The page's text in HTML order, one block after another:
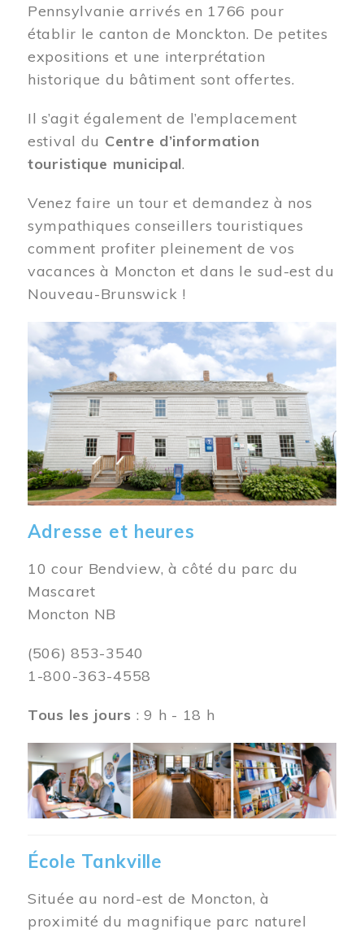
Pennsylvanie arrivés en 1766 pour
établir le canton de Monckton. De petites
expositions et une interprétation
historique du bâtiment sont offertes.
Il s’agit également de l’emplacement
estival du Centre d’information
touristique municipal.
Venez faire un tour et demandez à nos
sympathiques conseillers touristiques
comment profiter pleinement de vos
vacances à Moncton et dans le sud-est du
Nouveau-Brunswick !
Image
Adresse et heures
10 cour Bendview, à côté du parc du
Mascaret
Moncton NB
(506) 853-3540
1-800-363-4558
Tous les jours : 9 h - 18 h
Image
École Tankville
Située au nord-est de Moncton, à
proximité du magnifique parc naturel